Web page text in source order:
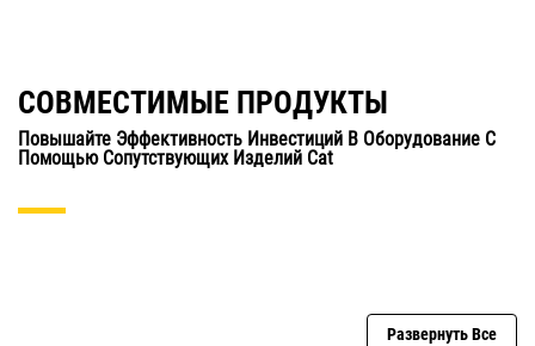
СОВМЕСТИМЫЕ ПРОДУКТЫ
Повышайте Эффективность Инвестиций В Оборудование С
Помощью Сопутствующих Изделий Cat
Развернуть Все